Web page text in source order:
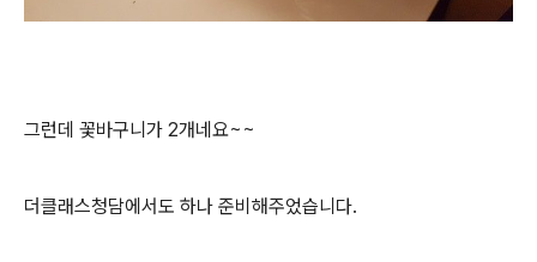
그런데 꽃바구니가 2개네요~~
더클래스청담에서도 하나 준비해주었습니다.